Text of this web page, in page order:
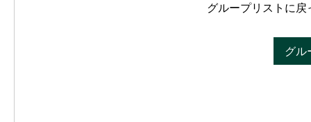
グループリストに
グル